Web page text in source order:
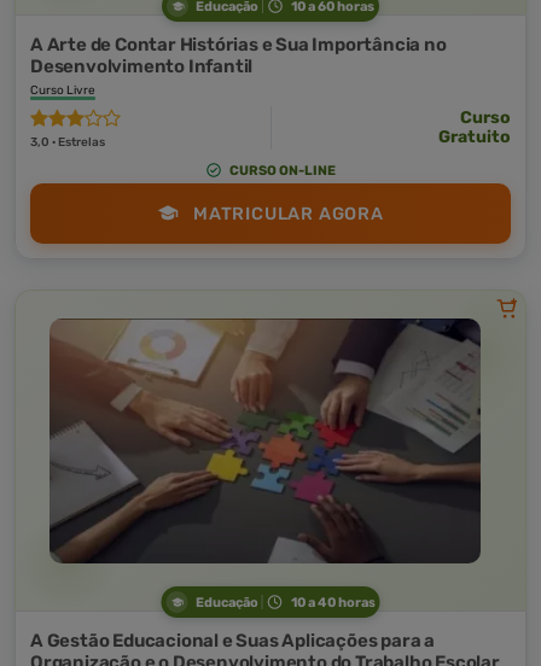
Educação 10 a 60 horas
A Arte de Contar Histórias e Sua Importância no
Desenvolvimento Infantil
Curso Livre
3,0 · Estrelas
Curso
Gratuito
CURSO ON-LINE
MATRICULAR AGORA
Educação 10 a 40 horas
A Gestão Educacional e Suas Aplicações para a